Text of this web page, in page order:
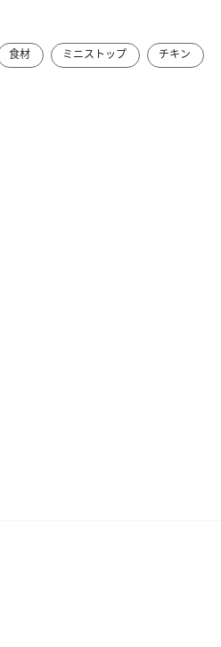
食材 ミニストップ
チキン